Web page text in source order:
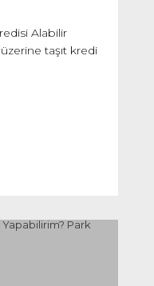
Alabilir
taşıt kredi